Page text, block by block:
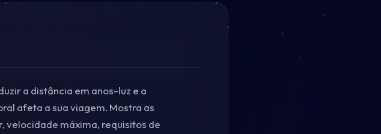
a distância em anos-luz e a
afeta a sua viagem. Mostra as
velocidade máxima, requisitos de